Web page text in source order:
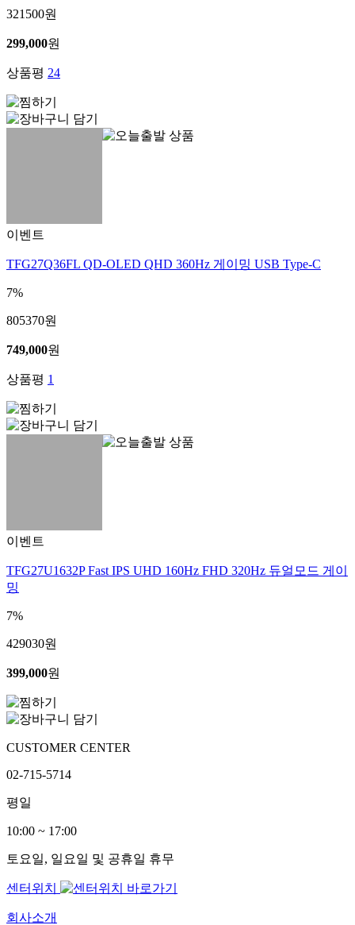
321500원
299,000원
상품평 24
이벤트
TFG27Q36FL QD-OLED QHD 360Hz 게이밍 USB Type-C
7%
805370원
749,000원
상품평 1
이벤트
TFG27U1632P Fast IPS UHD 160Hz FHD 320Hz 듀얼모드 게이
밍
7%
429030원
399,000원
CUSTOMER CENTER
02-715-5714
평일
10:00 ~ 17:00
토요일, 일요일 및 공휴일 휴무
센터위치
회사소개